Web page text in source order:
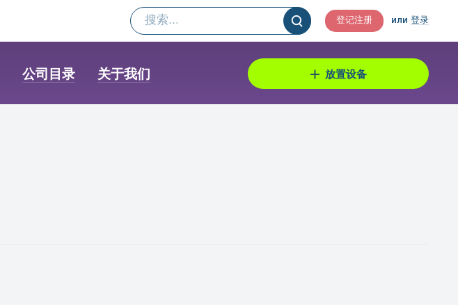
登记注册 или 登录
公司目录 关于我们 放置设备